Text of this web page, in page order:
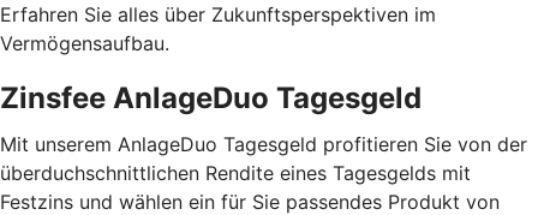
Erfahren Sie alles über Zukunftsperspektiven im
Vermögensaufbau.
Zinsfee AnlageDuo Tagesgeld
Mit unserem AnlageDuo Tagesgeld profitieren Sie von der
überduchschnittlichen Rendite eines Tagesgelds mit
Festzins und wählen ein für Sie passendes Produkt von